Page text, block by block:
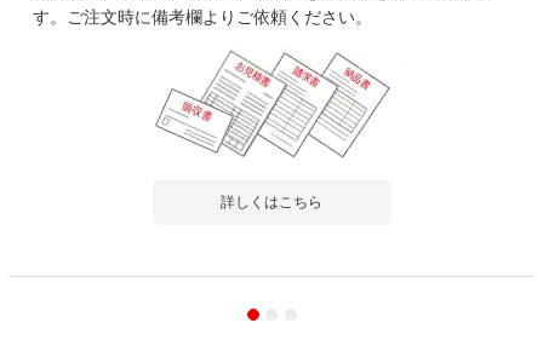
す。ご注文時に備考欄よりご依頼ください。
詳しくはこちら